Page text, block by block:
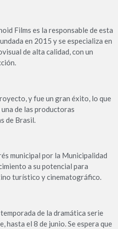
Films es la responsable de esta
en 2015 y se especializa en
de alta calidad, con un
y fue un gran éxito, lo que
de las productoras
de Brasil.
municipal por la Municipalidad
a su potencial para
turístico y cinematográfico.
de la dramática serie
hasta el 8 de junio. Se espera que